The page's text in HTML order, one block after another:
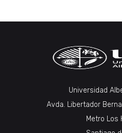
Universidad
Avda. Libertador
Metro Los